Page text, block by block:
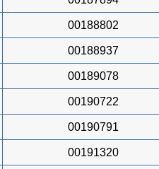
00188802
00188937
00189078
00190722
00190791
00191320